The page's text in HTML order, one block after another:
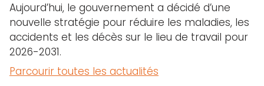
Aujourd’hui, le gouvernement a décidé d’une
nouvelle stratégie pour réduire les maladies, les
accidents et les décès sur le lieu de travail pour
2026-2031.
Parcourir toutes les actualités